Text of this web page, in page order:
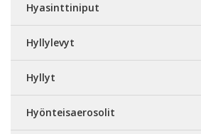
Hyasinttiniput
Hyllylevyt
Hyllyt
Hyönteisaerosolit